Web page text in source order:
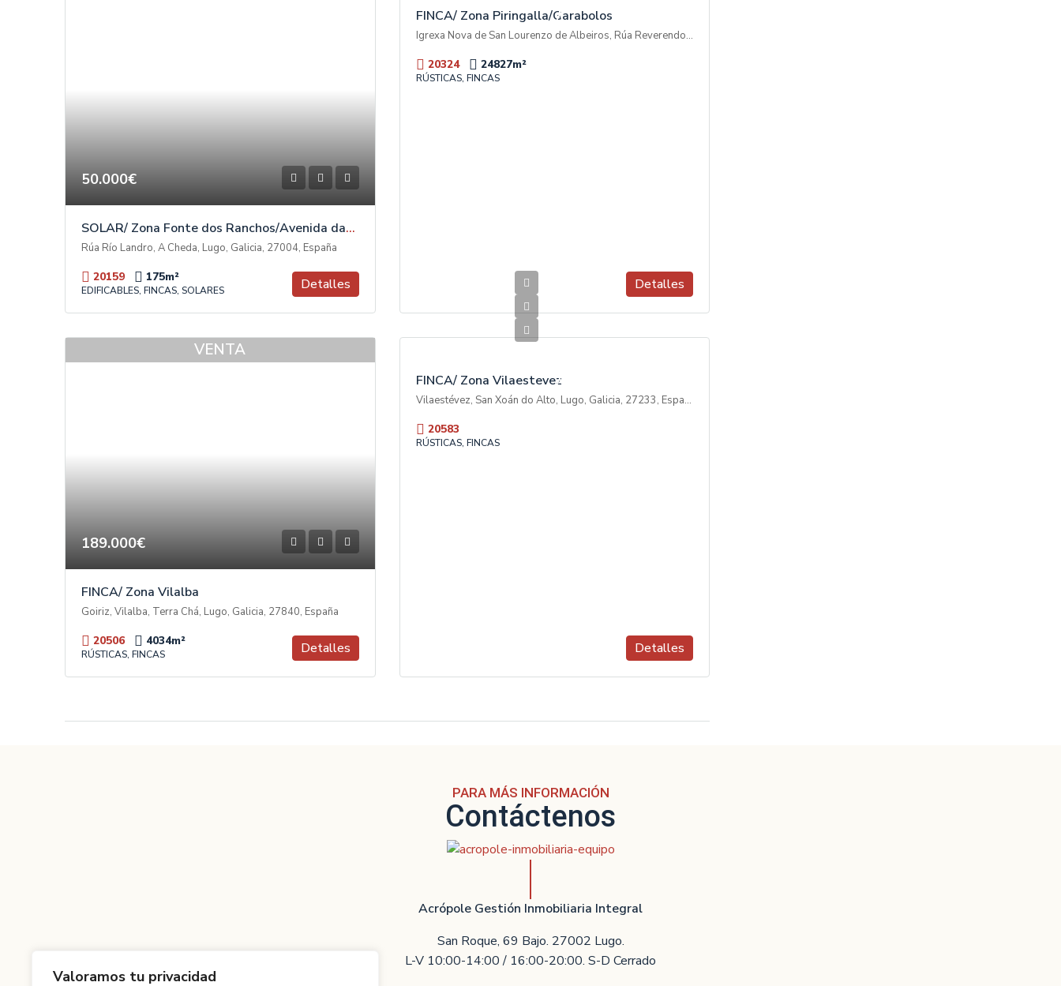
Valoramos tu privacidad
50.000€
SOLAR/ Zona Fonte dos Ranchos/Avenida das Américas
Rúa Río Landro, A Cheda, Lugo, Galicia, 27004, España
20159 175m²
EDIFICABLES, FINCAS, SOLARES Detalles
T
A
FINCA/ Zona Piringalla/Garabolos
Igrexa Nova de San Lourenzo de Albeiros, Rúa Reverendo Don Luis Soto Camino, Garabolos, A Piringalla, Lugo, Galicia, 27003, España
20324 24827m²
RÚSTICAS, FINCAS
Detalles
VENTA
189.000€
FINCA/ Zona Vilalba
Goiriz, Vilalba, Terra Chá, Lugo, Galicia, 27840, España
20506 4034m²
RÚSTICAS, FINCAS Detalles
T
A
FINCA/ Zona Vilaestevez
Vilaestévez, San Xoán do Alto, Lugo, Galicia, 27233, España
20583
RÚSTICAS, FINCAS
Detalles
PARA MÁS INFORMACIÓN
Contáctenos
Acrópole Gestión Inmobiliaria Integral
San Roque, 69 Bajo. 27002 Lugo.
L-V 10:00-14:00 / 16:00-20:00. S-D Cerrado